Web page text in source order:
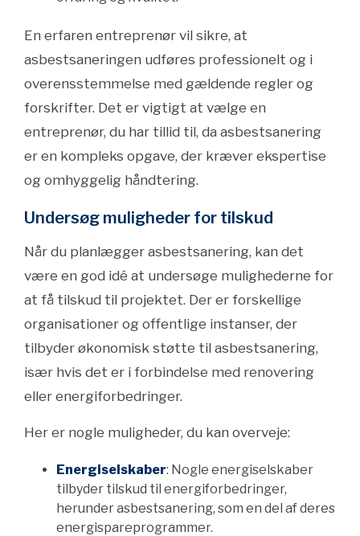
En erfaren entreprenør vil sikre, at
asbestsaneringen udføres professionelt og i
overensstemmelse med gældende regler og
forskrifter. Det er vigtigt at vælge en
entreprenør, du har tillid til, da asbestsanering
er en kompleks opgave, der kræver ekspertise
og omhyggelig håndtering.
Undersøg muligheder for tilskud
Når du planlægger asbestsanering, kan det
være en god idé at undersøge mulighederne for
at få tilskud til projektet. Der er forskellige
organisationer og offentlige instanser, der
tilbyder økonomisk støtte til asbestsanering,
især hvis det er i forbindelse med renovering
eller energiforbedringer.
Her er nogle muligheder, du kan overveje:
Energiselskaber: Nogle energiselskaber
tilbyder tilskud til energiforbedringer,
herunder asbestsanering, som en del af deres
energispareprogrammer.